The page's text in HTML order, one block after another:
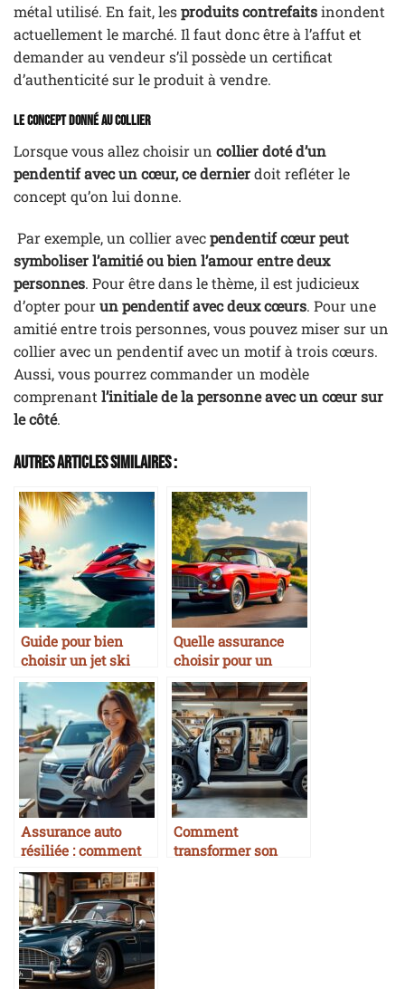
métal utilisé. En fait, lesproduits contrefaitsinondent
actuellement le marché. Il faut donc être à l’affut et
demander au vendeur s’il possède un certificat
d’authenticité sur le produit à vendre.
Le concept donné au collier
Lorsque vous allez choisir un collier doté d’un
pendentif avec un cœur, ce dernierdoit refléter le
concept qu’on lui donne.
Par exemple, un collier avecpendentif cœur peut
symboliser l’amitié ou bien l’amour entre deux
personnes. Pour être dans le thème, il est judicieux
d’opter pourun pendentif avec deux cœurs. Pour une
amitié entre trois personnes, vous pouvez miser sur un
collier avec un pendentif avec un motif à trois cœurs.
Aussi, vous pourrez commander un modèle
comprenant l’initiale de la personne avec un cœur sur
le côté.
Autres Articles Similaires :
Guide pour bien
choisir un jet ski
Quelle assurance
choisir pour un
véhicule ancien ?
Assurance auto
résiliée : comment
rebondir ?
Comment
transformer son